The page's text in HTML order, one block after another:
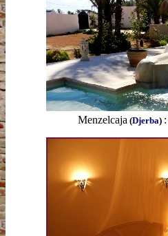
Menzelcaja(Djerba) :